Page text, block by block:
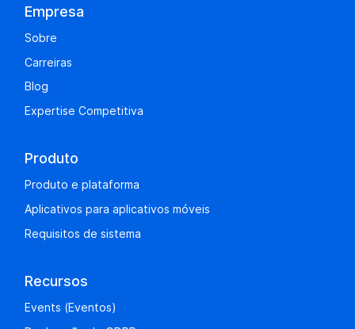
Empresa
Sobre
Carreiras
Blog
Expertise Competitiva
Produto
Produto e plataforma
Aplicativos para aplicativos móveis
Requisitos de sistema
Recursos
Events (Eventos)